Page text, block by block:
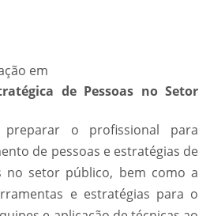
em
de Pessoas no Setor
o profissional para
de pessoas e estratégias de
no setor público, bem como a
e estratégias para o